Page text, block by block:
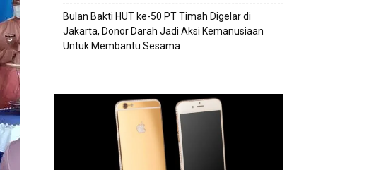
Bulan Bakti HUT ke-50 PT Timah Digelar di
Jakarta, Donor Darah Jadi Aksi Kemanusiaan
Untuk Membantu Sesama